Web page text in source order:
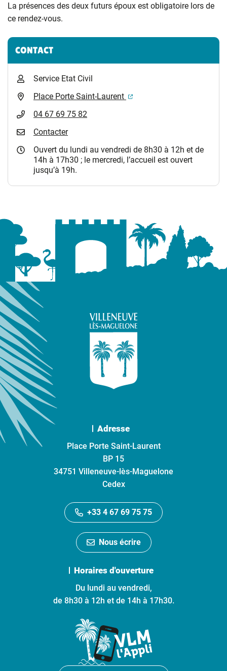
La présences des deux futurs époux est obligatoire lors de
ce rendez-vous.
Informations complémentaires
CONTACT
Service Etat Civil
Place Porte Saint-Laurent
(ouverture dans un
04 67 69 75 82
Contacter
Ouvert du lundi au vendredi de 8h30 à 12h et de
14h à 17h30 ; le mercredi, l’accueil est ouvert
jusqu’à 19h.
Adresse
Place Porte Saint-Laurent
BP 15
34751 Villeneuve-lès-Maguelone
Cedex
+33 4 67 69 75 75
Nous écrire
Horaires d'ouverture
Du lundi au vendredi,
de 8h30 à 12h et de 14h à 17h30.